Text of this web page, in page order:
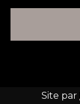
Site par